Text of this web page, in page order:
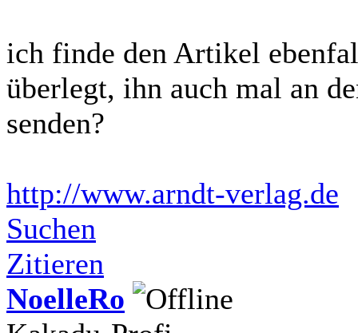
ich finde den Artikel
überlegt, ihn auch mal an
senden?
http://www.arndt-verlag.de
Suchen
Zitieren
NoelleRo